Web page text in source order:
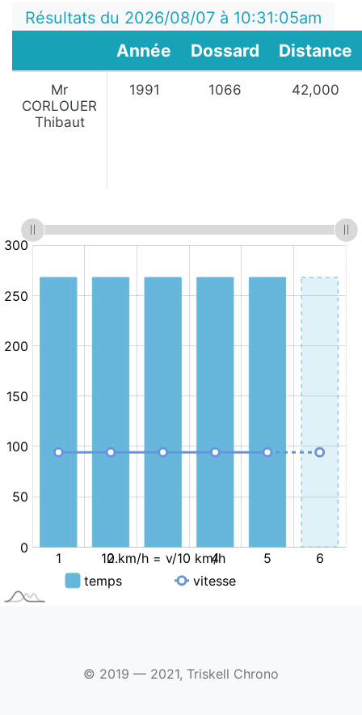
Résultats du 2026/08/07 à 10:31:05am
Année Dossard Distance
Mr
CORLOUER
Thibaut
1991 1066 42,000
Minutes
10.km/h
© 2019 — 2021, Triskell Chrono